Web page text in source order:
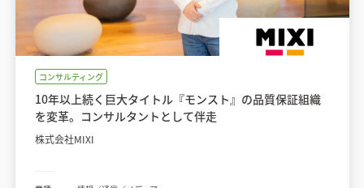
コンサルティング
10年以上続く巨大タイトル『モンスト』の品質保証組織
を変革。コンサルタントとして伴走
株式会社MIXI